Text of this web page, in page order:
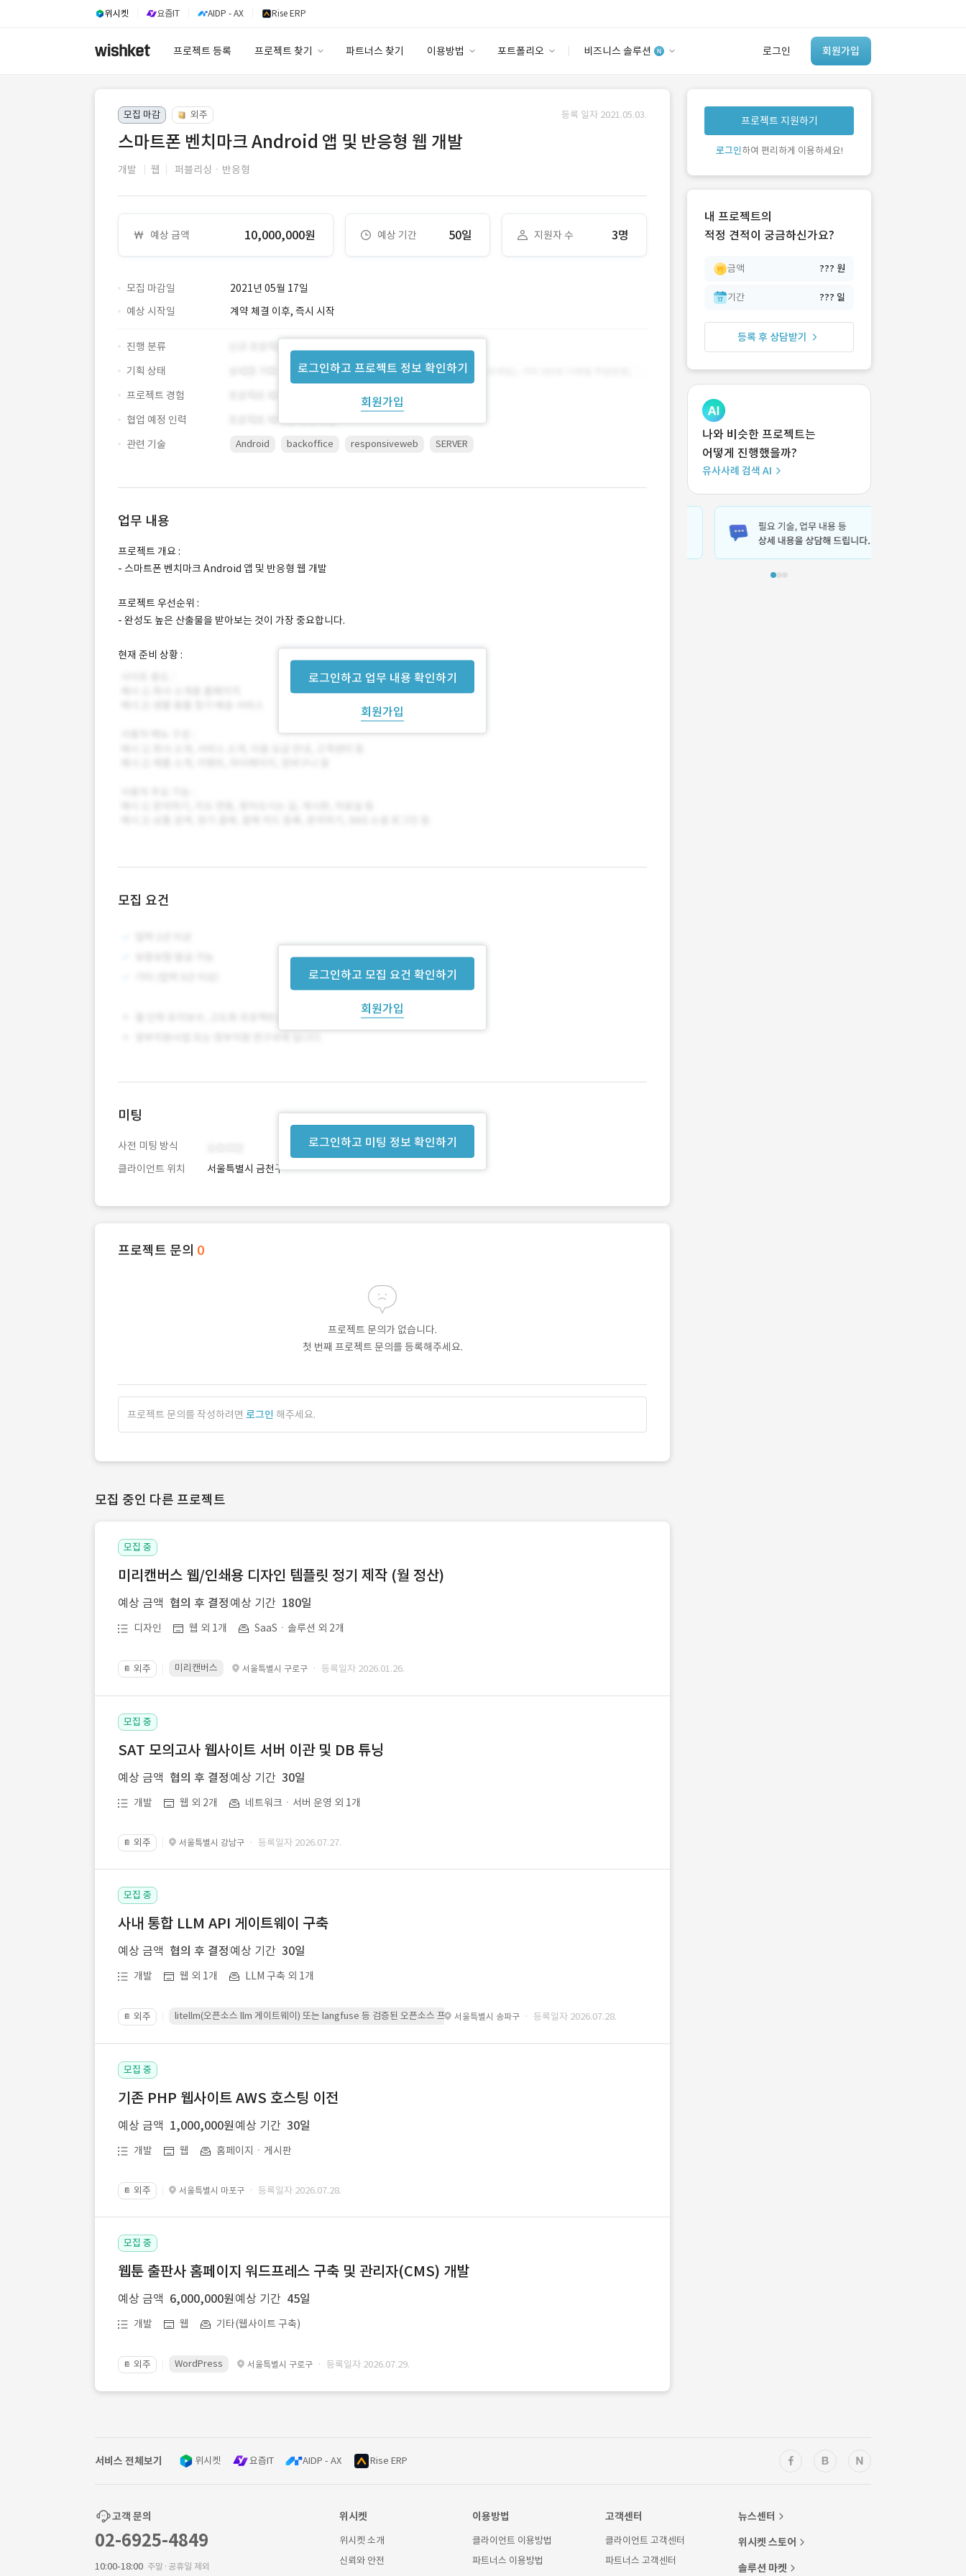
위시켓 요즘IT AIDP - AX Rise ERP
프로젝트 등록 프로젝트 찾기 파트너스 찾기 이용방법 포트폴리오 비즈니스 솔루션 로그인 회원가입
이용요금
고객센터
안심 코드 케어
유사사례 검색 AI
‘이런 거’ 만들어본
개발 회사 있어?
모집 마감 외주 등록 일자 2021.05.03.
스마트폰 벤치마크 Android 앱 및 반응형 웹 개발
개발 웹 퍼블리싱ㆍ반응형
예상 금액 10,000,000원 예상 기간 50일 지원자 수 3명
모집 마감일 2021년 05월 17일
로그인하고 프로젝트 정보 확인하기
회원가입
예상 시작일 계약 체결 이후, 즉시 시작
진행 분류
기획 상태
프로젝트 경험
협업 예정 인력
관련 기술
Android backoffice responsiveweb SERVER
업무 내용
로그인하고 업무 내용 확인하기
회원가입
프로젝트 개요 :
- 스마트폰 벤치마크 Android 앱 및 반응형 웹 개발
프로젝트 우선순위 :
- 완성도 높은 산출물을 받아보는 것이 가장 중요합니다.
현재 준비 상황 :
모집 요건
로그인하고 모집 요건 확인하기
회원가입
로그인하고 미팅 정보 확인하기
미팅
사전 미팅 방식
클라이언트 위치
서울특별시 금천구
프로젝트 문의 0
프로젝트 문의가 없습니다.
첫 번째 프로젝트 문의를 등록해주세요.
프로젝트 문의를 작성하려면 로그인 해주세요.
모집 중인 다른 프로젝트
모집 중
미리캔버스 웹/인쇄용 디자인 템플릿 정기 제작 (월 정산)
예상 금액 협의 후 결정 예상 기간 180일
디자인 웹 외 1개 SaaSㆍ솔루션 외 2개
📔 외주 미리캔버스 서울특별시 구로구 · 등록일자 2026.01.26.
모집 중
SAT 모의고사 웹사이트 서버 이관 및 DB 튜닝
예상 금액 협의 후 결정 예상 기간 30일
개발 웹 외 2개 네트워크ㆍ서버 운영 외 1개
📔 외주 서울특별시 강남구 · 등록일자 2026.07.27.
모집 중
사내 통합 LLM API 게이트웨이 구축
예상 금액 협의 후 결정 예상 기간 30일
개발 웹 외 1개 LLM 구축 외 1개
📔 외주 litellm(오픈소스 llm 게이트웨이) 또는 langfuse 등 검증된 오픈소스 프레임워크를 기반으로 시스템을 구축
서울특별시 송파구 · 등록일자 2026.07.28.
모집 중
기존 PHP 웹사이트 AWS 호스팅 이전
예상 금액 1,000,000원 예상 기간 30일
개발 웹 홈페이지ㆍ게시판
📔 외주 서울특별시 마포구 · 등록일자 2026.07.28.
모집 중
웹툰 출판사 홈페이지 워드프레스 구축 및 관리자(CMS) 개발
예상 금액 6,000,000원 예상 기간 45일
개발 웹 기타(웹사이트 구축)
📔 외주 WordPress 서울특별시 구로구 · 등록일자 2026.07.29.
프로젝트 지원하기
로그인하여 편리하게 이용하세요!
내 프로젝트의
적정 견적이 궁금하신가요?
금액 ??? 원
기간 ??? 일
등록 후 상담받기
나와 비슷한 프로젝트는
어떻게 진행했을까?
유사사례 검색 AI
서비스 전체보기 위시켓 요즘IT AIDP - AX Rise ERP
고객 문의
02-6925-4849
10:00-18:00 주말·공휴일 제외
위시켓
위시켓 소개
신뢰와 안전
이용방법
클라이언트 이용방법
파트너스 이용방법
고객센터
클라이언트 고객센터
파트너스 고객센터
뉴스센터
위시켓 스토어
솔루션 마켓